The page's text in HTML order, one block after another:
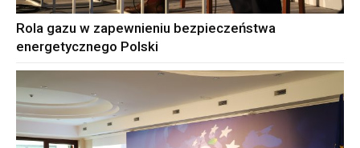
Rola gazu w zapewnieniu bezpieczeństwa
energetycznego Polski